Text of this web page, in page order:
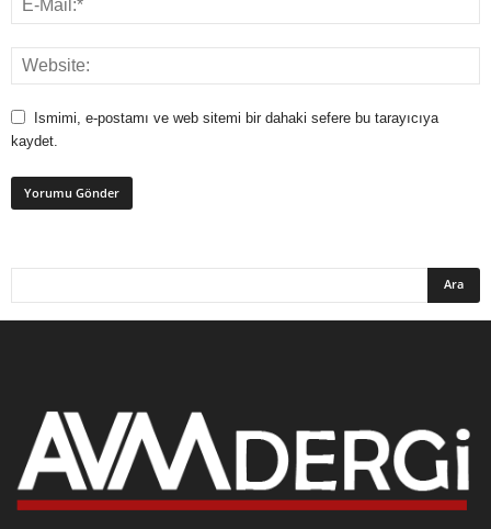
Ismimi, e-postamı ve web sitemi bir dahaki sefere bu tarayıcıya
kaydet.